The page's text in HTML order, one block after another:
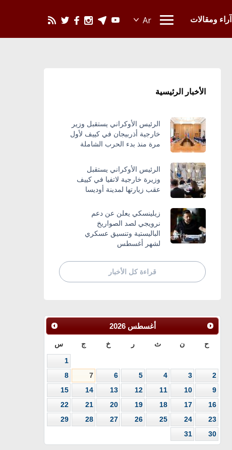
آراء ومقالات
الأخبار الرئيسية
الرئيس الأوكراني يستقبل وزير
خارجية أذربيجان في كييف لأول
مرة منذ بدء الحرب الشاملة
الرئيس الأوكراني يستقبل
وزيرة خارجية لاتفيا في كييف
عقب زيارتها لمدينة أوديسا
زيلينسكي يعلن عن دعم
نرويجي لصد الصواريخ
الباليستية وتنسيق عسكري
لشهر أغسطس
قراءة كل الأخبار
أغسطس 2026
ح ن ث ر خ ج س
1
2
3
4
5
6
7
8
9
10
11
12
13
14
15
16
17
18
19
20
21
22
23
24
25
26
27
28
29
30
31